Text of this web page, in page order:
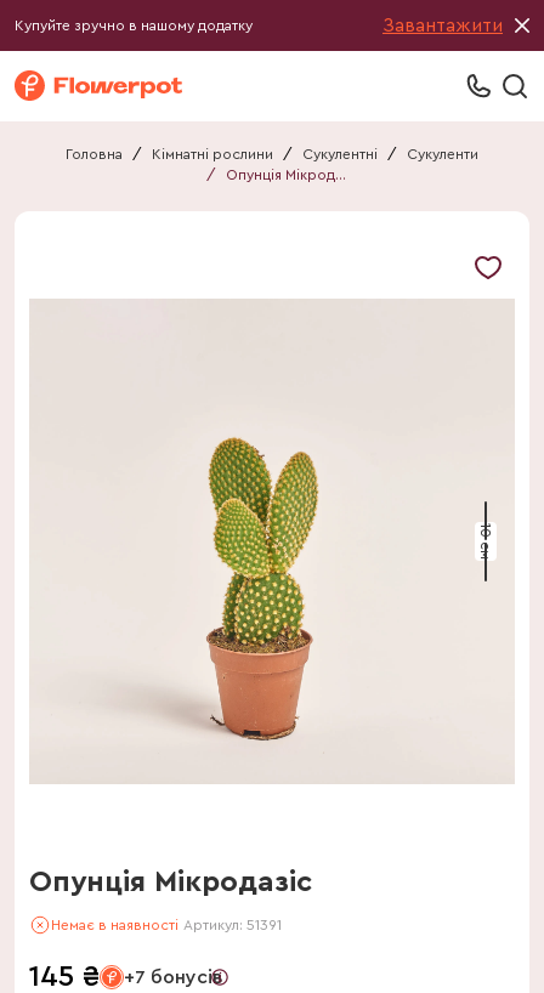
Купуйте зручно в нашому додатку Завантажити
Головна / Кімнатні рослини / Сукулентні /
Сукуленти
/
Опунція Мікродазіс
10 см
Опунція Мікродазіс
Немає в наявності Артикул: 51391
145 ₴ +7 бонусів